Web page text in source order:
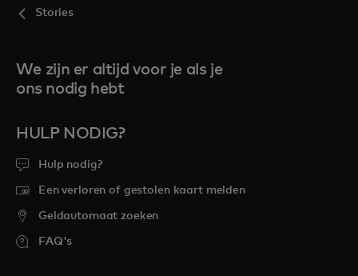
Stories
We zijn er altijd voor je als je
ons nodig hebt
HULP NODIG?
Hulp nodig?
Een verloren of gestolen kaart melden
Geldautomaat zoeken
FAQ's